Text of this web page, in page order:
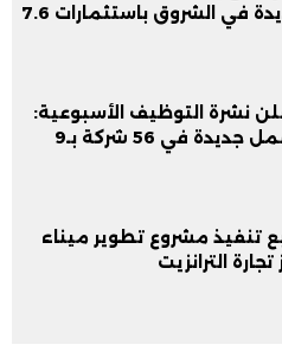
استثمارية جديدة في الشروق باستثمارات 7.6
نشرة التوظيف الأسبوعية:
3032 فرصة عمل جديدة في 56 شركة بـ9
تنفيذ مشروع تطوير ميناء
الترانزيت